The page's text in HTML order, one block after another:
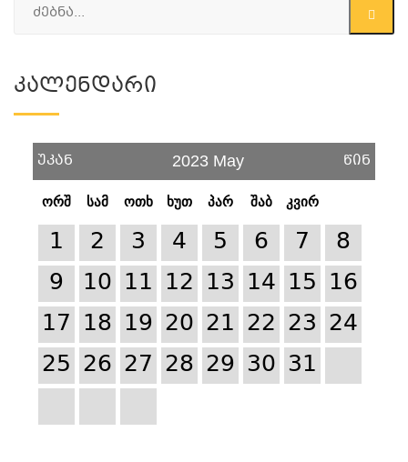
Კალენდარი
უკან 2023 May წინ
ორშ სამ ოთხ ხუთ პარ შაბ კვირ
1 2 3 4 5 6 7
8
9
10 11 12 13 14 15 16
17 18 19 20 21 22 23 24
25 26 27 28 29 30 31